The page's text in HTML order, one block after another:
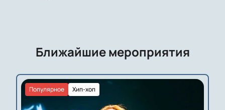
Ближайшие мероприятия
Хип-хоп
Популярное